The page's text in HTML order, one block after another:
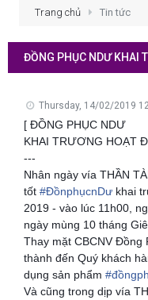
Khuyến mãi
Sản phẩm
Bảng màu
Tin tức
Hướng dẫn
Liên hệ
Trang chủ Tin tức
ĐỒNG PHỤC NDƯ KHAI
Thursday, 14/02/2019
[ ĐỒNG PHỤC NDƯ
KHAI TRƯƠNG HOẠT
---
Nhân ngày vía THẦN
tốt #ĐồnphụcnDưkhai
2019 - vào lúc 11h00,
ngày mùng 10 tháng
Thay mặt CBCNV Đồng
thành đến Quý khách
dụng sản phẩm #
Và cũng trong dịp vía